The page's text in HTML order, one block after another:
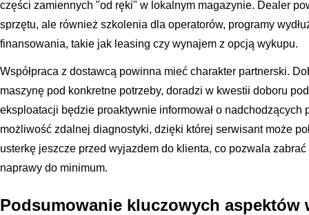
części zamiennych "od ręki" w lokalnym magazynie. Dealer
sprzętu, ale również szkolenia dla operatorów, programy
finansowania, takie jak leasing czy wynajem z opcją wykupu.
Współpraca z dostawcą powinna mieć charakter partnerski.
maszynę pod konkretne potrzeby, doradzi w kwestii doboru
eksploatacji będzie proaktywnie informował o nadchodzących
możliwość zdalnej diagnostyki, dzięki której serwisant może
usterkę jeszcze przed wyjazdem do klienta, co pozwala
naprawy do minimum.
Podsumowanie kluczowych aspektów